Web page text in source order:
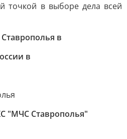
точкой в выборе дела всей
в
в
"МЧС Ставрополья"